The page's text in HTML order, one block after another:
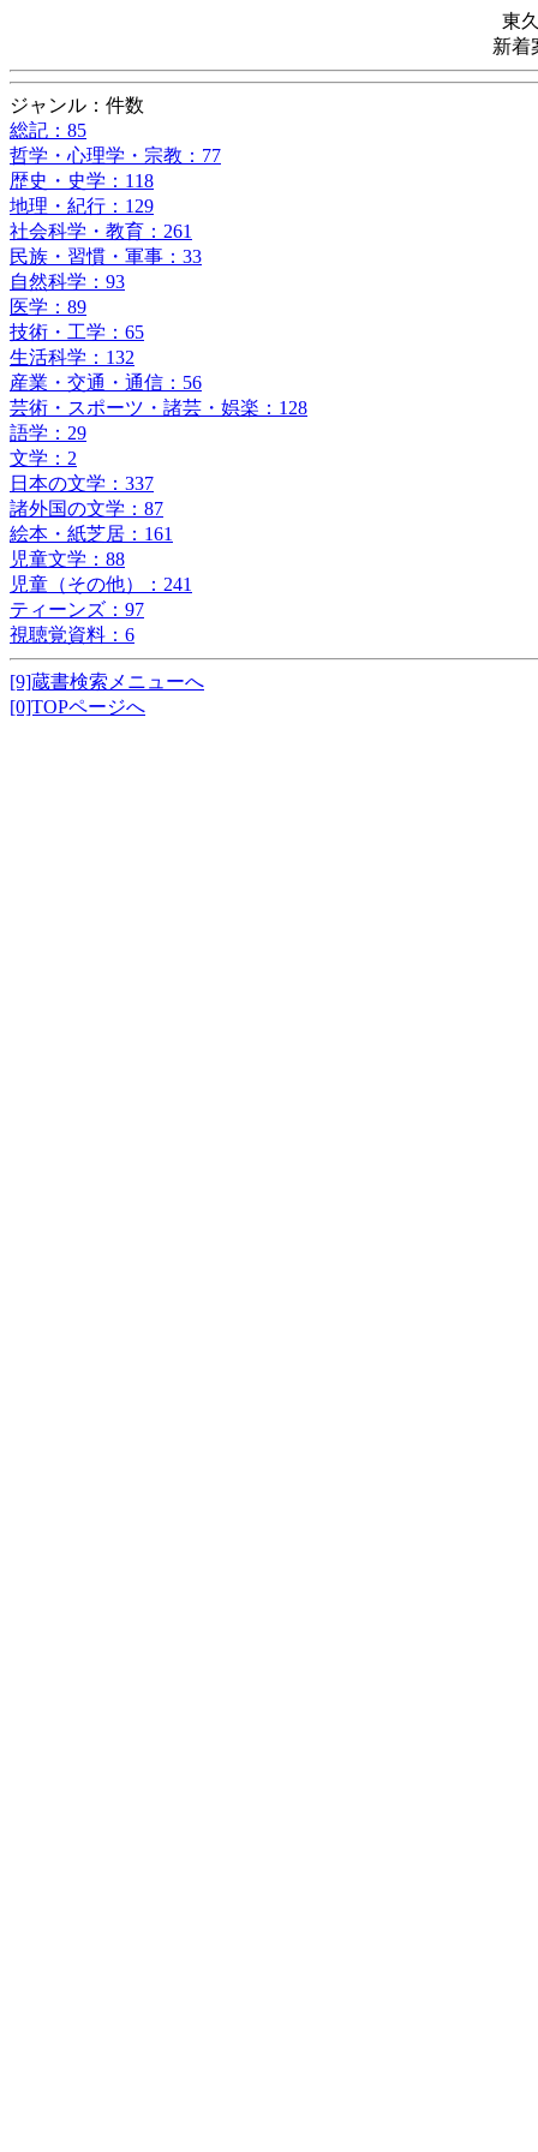
東
新着
ジャンル：件数
総記：85
哲学・心理学・宗教：77
歴史・史学：118
地理・紀行：129
社会科学・教育：261
民族・習慣・軍事：33
自然科学：93
医学：89
技術・工学：65
生活科学：132
産業・交通・通信：56
芸術・スポーツ・諸芸・娯楽：128
語学：29
文学：2
日本の文学：337
諸外国の文学：87
絵本・紙芝居：161
児童文学：88
児童（その他）：241
ティーンズ：97
視聴覚資料：6
[9]蔵書検索メニューへ
[0]TOPページへ